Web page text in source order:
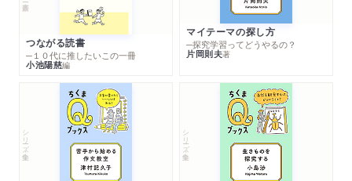
つながる読書
─１０代に推したいこの一冊
小池陽慈編
マイテーマの探し方
─探究学習ってどうやるの？
片岡則夫著
シリーズ・全集 シリーズ・全集